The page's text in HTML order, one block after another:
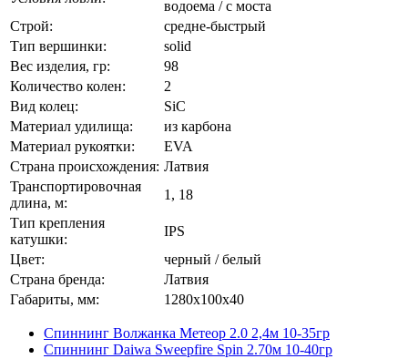
водоема / с моста
Строй:
средне-быстрый
Тип вершинки:
solid
Вес изделия, гр:
98
Количество колен:
2
Вид колец:
SiC
Материал удилища:
из карбона
Материал рукоятки:
EVA
Страна происхождения: Латвия
Транспортировочная
длина, м:
1, 18
Тип крепления
катушки:
IPS
Цвет:
черный / белый
Страна бренда:
Латвия
Габариты, мм:
1280x100x40
Спиннинг Волжанка Метеор 2.0 2,4м 10-35гр
Спиннинг Daiwa Sweepfire Spin 2.70м 10-40гр